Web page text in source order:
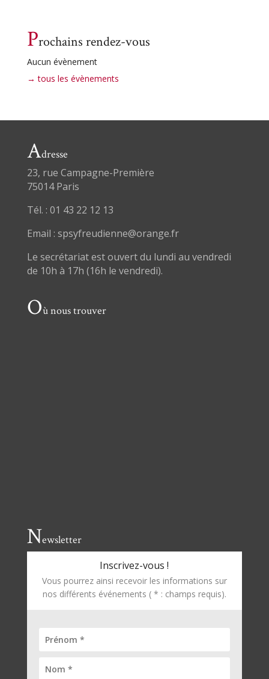
Prochains rendez-vous
Aucun évènement
→ tous les évènements
Adresse
23, rue Campagne-Première
75014 Paris
Tél. : 01 43 22 12 13
Email : spsyfreudienne@orange.fr
Le secrétariat est ouvert du lundi au vendredi
de 10h à 17h (16h le vendredi).
Où nous trouver
Newsletter
Inscrivez-vous !
Vous pourrez ainsi recevoir les informations sur
nos différents événements ( * : champs requis).